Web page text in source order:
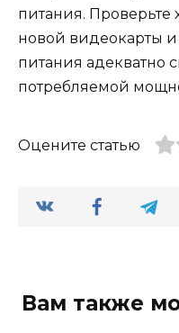
питания. Проверьте
новой видеокарты и
питания адекватно
потребляемой
Оцените статью
Вам также